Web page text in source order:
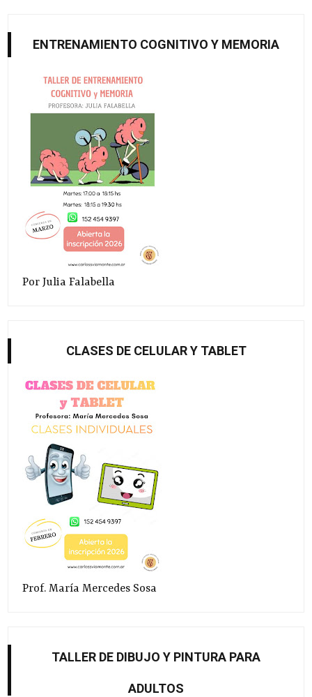
ENTRENAMIENTO COGNITIVO Y MEMORIA
Por Julia Falabella
CLASES DE CELULAR Y TABLET
Prof. María Mercedes Sosa
TALLER DE DIBUJO Y PINTURA PARA
ADULTOS